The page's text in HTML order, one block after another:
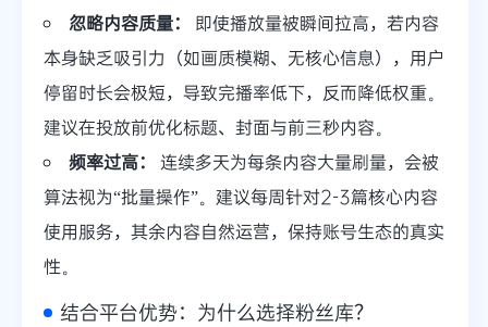
忽略内容质量：
即使播放量被瞬间拉高，若内容
本身缺乏吸引力（如画质模糊、无核心信息），用户
停留时长会极短，导致完播率低下，反而降低权重。
建议在投放前优化标题、封面与前三秒内容。
频率过高：
连续多天为每条内容大量刷量，会被
算法视为“批量操作”。建议每周针对2-3篇核心内容
使用服务，其余内容自然运营，保持账号生态的真实
性。
结合平台优势：为什么选择粉丝库？